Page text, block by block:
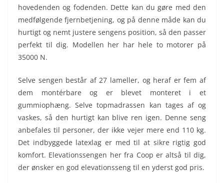
hovedenden og fodenden. Dette kan du gøre med den
medfølgende fjernbetjening, og på denne måde kan du
hurtigt og nemt justere sengens position, så den passer
perfekt til dig. Modellen her har hele to motorer på
35000 N.
Selve sengen består af 27 lameller, og heraf er fem af
dem montérbare og er blevet monteret i et
gummiophæng. Selve topmadrassen kan tages af og
vaskes, så den hurtigt kan blive ren igen. Denne seng
anbefales til personer, der ikke vejer mere end 110 kg.
Det indbyggede latexlag er med til at sikre rigtig god
komfort. Elevationssengen her fra Coop er altså til dig,
der ønsker en god elevationsseng til en yderst god pris.